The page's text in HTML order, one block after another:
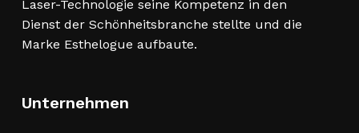
Laser-Technologie seine Kompetenz in den
Dienst der Schönheitsbranche stellte und die
Marke Esthelogue aufbaute.
Unternehmen